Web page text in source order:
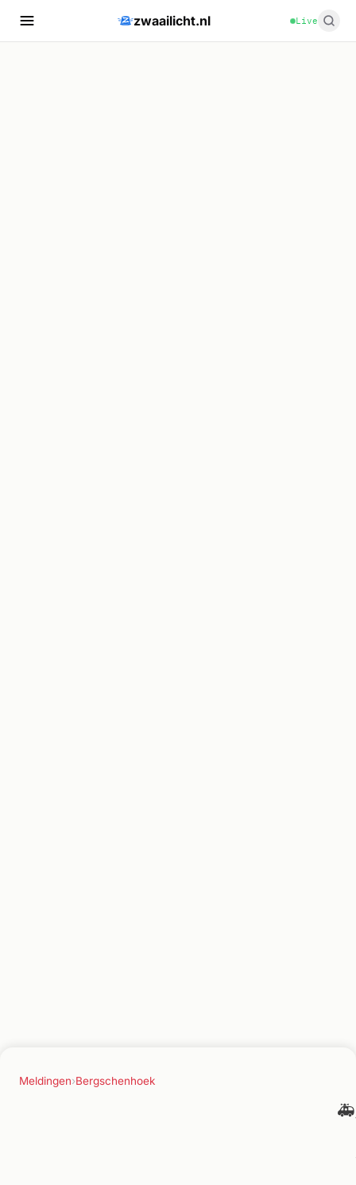
zwaailicht.nl Live
Meldingen›Bergschenhoek
🚑